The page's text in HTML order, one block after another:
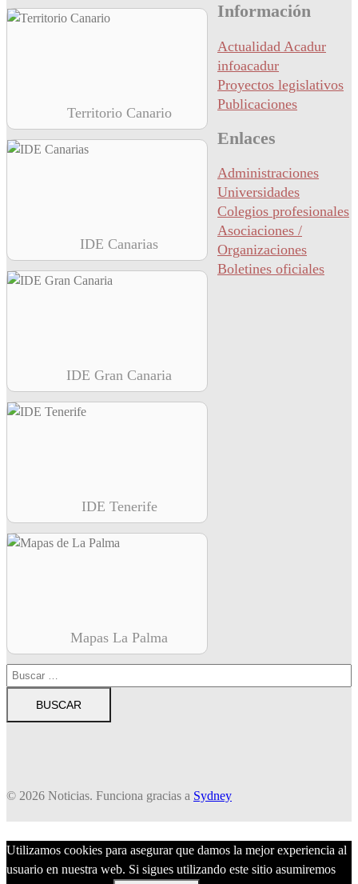
Territorio Canario
IDE Canarias
IDE Gran Canaria
IDE Tenerife
Mapas La Palma
Información
Actualidad Acadur
infoacadur
Proyectos legislativos
Publicaciones
Enlaces
Administraciones
Universidades
Colegios profesionales
Asociaciones /
Organizaciones
Boletines oficiales
Buscar:
© 2026 Noticias. Funciona gracias a Sydney
Utilizamos cookies para asegurar que damos la mejor experiencia al
usuario en nuestra web. Si sigues utilizando este sitio asumiremos